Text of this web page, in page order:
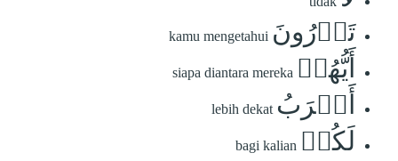
تَدۡرُونَ kamu mengetahui
أَيُّهُمۡ siapa diantara mereka
أَقۡرَبُ lebih dekat
لَكُمۡ bagi kalian